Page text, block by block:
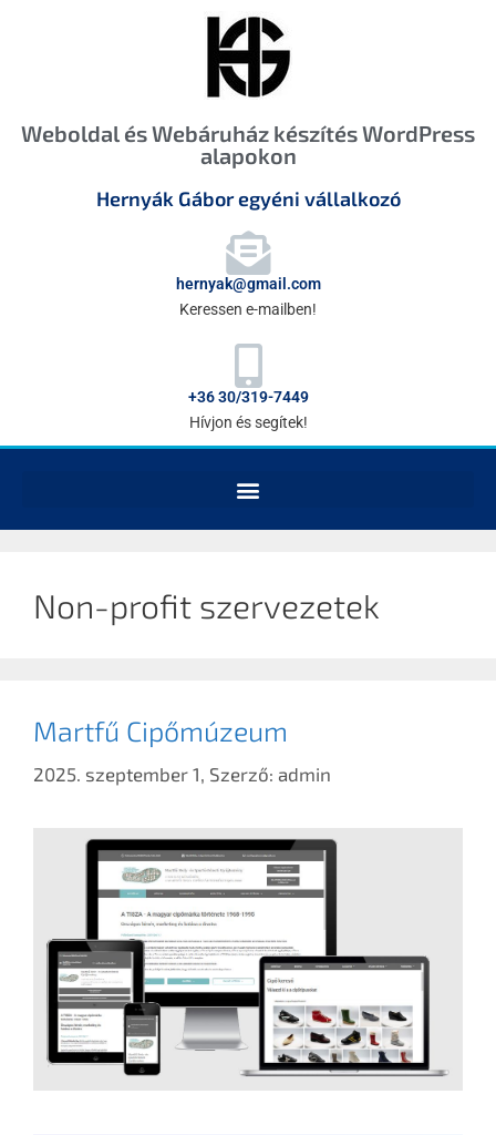
Weboldal és Webáruház készítés WordPress
alapokon
Hernyák Gábor egyéni vállalkozó
hernyak@gmail.com
Keressen e-mailben!
+36 30/319-7449
Hívjon és segítek!
Non-profit szervezetek
Martfű Cipőmúzeum
2025. szeptember 1, Szerző: admin